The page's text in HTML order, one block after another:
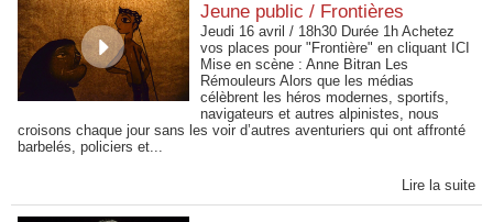
Jeune public / Frontières
Jeudi 16 avril / 18h30 Durée 1h Achetez
vos places pour "Frontière" en cliquant ICI
Mise en scène : Anne Bitran Les
Rémouleurs Alors que les médias
célèbrent les héros modernes, sportifs,
navigateurs et autres alpinistes, nous
croisons chaque jour sans les voir d’autres aventuriers qui ont affronté
barbelés, policiers et...
Lire la suite